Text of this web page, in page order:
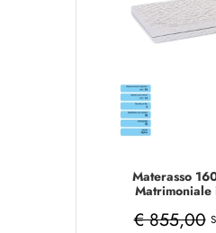
Materasso
Matrimoniale
€ 855,00